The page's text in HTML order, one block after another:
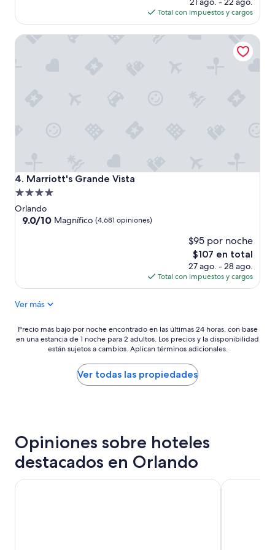
actual
es
de
Total con impuestos y cargos
4. Marriott's Grande Vista
Marriott's Grande Vista
Propiedad
de
4.0
Orlando
9.0
9.0/10 Magnífico (4,681 opiniones)
$95 por noche
El
precio
actual
es
$107 en total
27 ago. - 28 ago.
Total con impuestos y cargos
Marriott's Grande Vista
Ver más
Precio
más
horas,
con
base
una
Precio más bajo por noche encontrado en las últimas 24 horas, con base
en una estancia de 1 noche para 2 adultos. Los precios y la disponibilidad
están sujetos a cambios. Aplican términos adicionales.
Ver todas las propiedades
Opiniones sobre hoteles
destacados en Orlando
Sheraton Vistana Resort Villas, Lake Buena Vista/Orlando
Westgate